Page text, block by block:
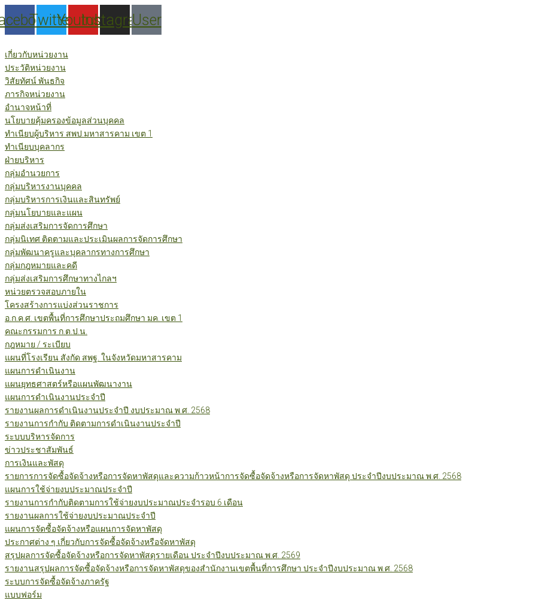
to
content
TwitterYoutube
Instagram
User
เกี่ยวกับหน่วยงาน
ประวัติหน่วยงาน
วิสัยทัศน์ พันธกิจ
ภารกิจหน่วยงาน
อำนาจหน้าที่
นโยบายคุ้มครองข้อมูลส่วนบุคคล
ทำเนียบผู้บริหาร สพป.มหาสารคาม เขต 1
ทำเนียบบุคลากร
ฝ่ายบริหาร
กลุ่มอำนวยการ
กลุ่มบริหารงานบุคคล
กลุ่มบริหารการเงินและสินทรัพย์
กลุ่มนโยบายและแผน
กลุ่มส่งเสริมการจัดการศึกษา
กลุ่มนิเทศ ติดตามและประเมินผลการจัดการศึกษา
กลุ่มพัฒนาครูและบุคลากรทางการศึกษา
กลุ่มกฎหมายและคดี
กลุ่มส่งเสริมการศึกษาทางไกลฯ
หน่วยตรวจสอบภายใน
โครงสร้างการแบ่งส่วนราชการ
อ.ก.ค.ศ. เขตพื้นที่การศึกษาประถมศึกษา มค. เขต 1
คณะกรรมการ ก.ต.ป.น.
กฎหมาย / ระเบียบ
แผนที่โรงเรียน สังกัด สพฐ. ในจังหวัดมหาสารคาม
แผนการดำเนินงาน
แผนยุทธศาสตร์หรือแผนพัฒนางาน
แผนการดำเนินงานประจำปี
รายงานผลการดำเนินงานประจำปี งบประมาณ พ.ศ. 2568
รายงานการกำกับ ติดตามการดำเนินงานประจำปี
ระบบบริหารจัดการ
ข่าวประชาสัมพันธ์
การเงินและพัสดุ
รายการการจัดซื้อจัดจ้างหรือการจัดหาพัสดุและความก้าวหน้าการจัดซื้อจัดจ้างหรือการจัดหาพัสดุ ประจำปีงบประมาณ พ.ศ. 2568
แผนการใช้จ่ายงบประมาณประจำปี
รายงานการกำกับติดตามการใช้จ่ายงบประมาณประจำรอบ 6 เดือน
รายงานผลการใช้จ่ายงบประมาณประจำปี
แผนการจัดซื้อจัดจ้างหรือแผนการจัดหาพัสดุ
ประกาศต่าง ๆ เกี่ยวกับการจัดซื้อจัดจ้างหรือจัดหาพัสดุ
สรุปผลการจัดซื้อจัดจ้างหรือการจัดหาพัสดุรายเดือน ประจำปีงบประมาณ พ.ศ. 2569
รายงานสรุปผลการจัดซื้อจัดจ้างหรือการจัดหาพัสดุของสำนักงานเขตพื้นที่การศึกษา ประจำปีงบประมาณ พ.ศ. 2568
ระบบการจัดซื้อจัดจ้างภาครัฐ
แบบฟอร์ม